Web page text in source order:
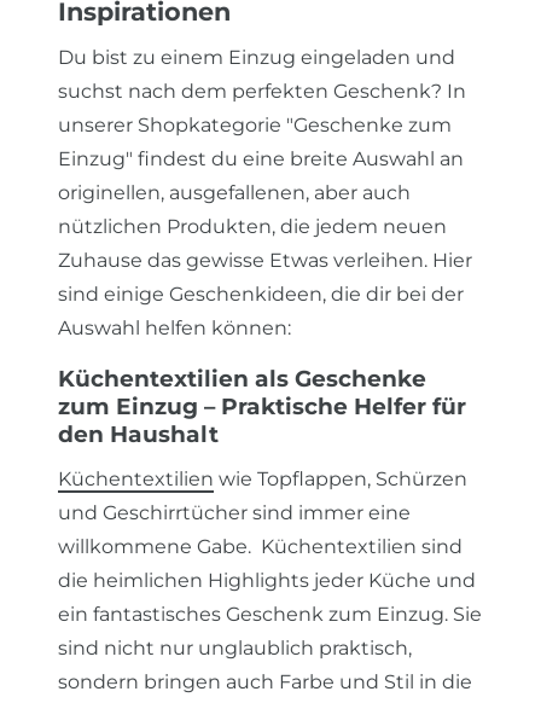
Inspirationen
Du bist zu einem Einzug eingeladen und
suchst nach dem perfekten Geschenk? In
unserer Shopkategorie "Geschenke zum
Einzug" findest du eine breite Auswahl an
originellen, ausgefallenen, aber auch
nützlichen Produkten, die jedem neuen
Zuhause das gewisse Etwas verleihen. Hier
sind einige Geschenkideen, die dir bei der
Auswahl helfen können:
Küchentextilien als Geschenke
zum Einzug – Praktische Helfer für
den Haushalt
Küchentextilien wie Topflappen, Schürzen
und Geschirrtücher sind immer eine
willkommene Gabe. Küchentextilien sind
die heimlichen Highlights jeder Küche und
ein fantastisches Geschenk zum Einzug. Sie
sind nicht nur unglaublich praktisch,
sondern bringen auch Farbe und Stil in die